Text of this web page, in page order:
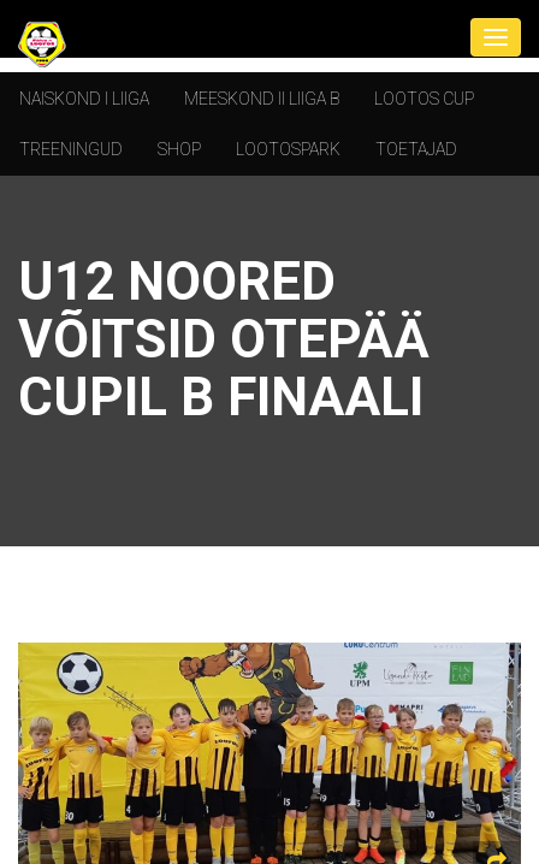
NAISKOND I LIIGA MEESKOND II LIIGA B LOOTOS CUP
TREENINGUD SHOP LOOTOSPARK TOETAJAD
U12 NOORED
VÕITSID OTEPÄÄ
CUPIL B FINAALI